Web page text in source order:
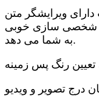
ویرایشگر متن
شخصی سازی خوبی
به شما می دهد.
تعیین رنگ پس زمینه
درج تصویر و ویدیو